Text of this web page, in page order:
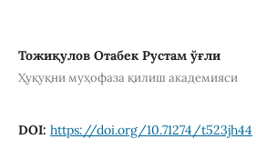
Тожиқулов Отабек Рустам ўғли
Ҳуқуқни муҳофаза қилиш академияси
DOI: https://doi.org/10.71274/t523jh44